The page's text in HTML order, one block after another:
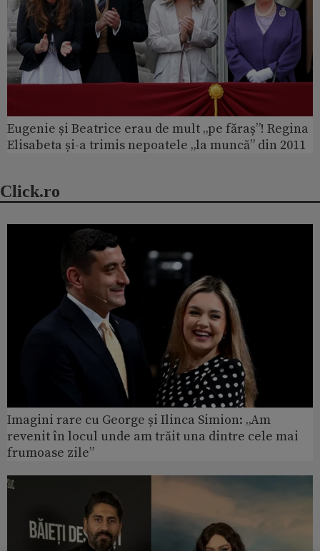
Eugenie și Beatrice erau de mult „pe făraș”! Regina
Elisabeta și-a trimis nepoatele „la muncă” din 2011
Click.ro
Imagini rare cu George și Ilinca Simion: „Am
revenit în locul unde am trăit una dintre cele mai
frumoase zile”